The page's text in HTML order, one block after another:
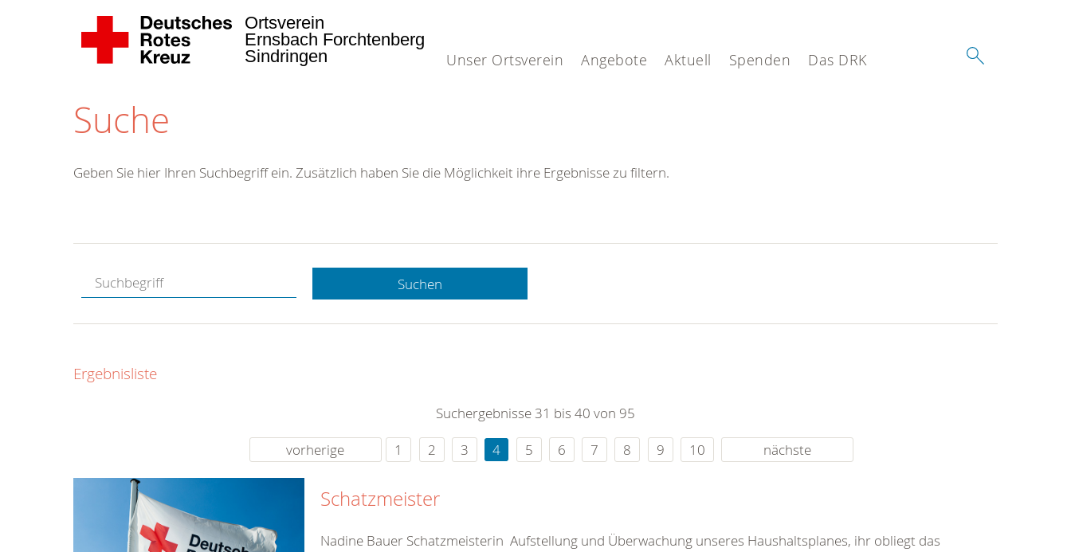
Unser Ortsverein Angebote Aktuell Spenden Das DRK
Ortsverein
Ernsbach Forchtenberg
Sindringen
Suche
Hotline.
gerne.
rund um die Uhr
Geben Sie hier Ihren Suchbegriff ein. Zusätzlich haben Sie die Möglichkeit ihre Ergebnisse zu filtern.
Suchen
Ergebnisliste
Suchergebnisse 31 bis 40 von 95
vorherige
1 2 3 4 5 6 7 8 9 10 nächste
Schatzmeister
Nadine Bauer Schatzmeisterin Aufstellung und Überwachung unseres Haushaltsplanes, ihr obliegt das